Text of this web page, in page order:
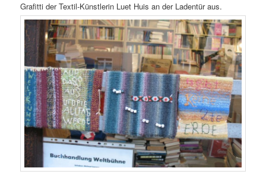
Grafitti der Textil-Künstlerin Luet Huis an der Ladentür aus.